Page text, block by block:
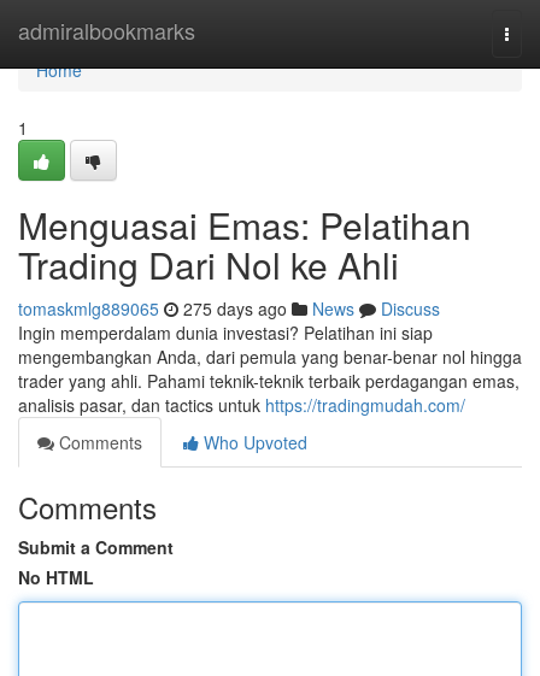
admiralbookmarks
Home
Home
1
Menguasai Emas: Pelatihan
Trading Dari Nol ke Ahli
tomaskmlg889065 275 days ago News
Discuss
Ingin memperdalam dunia investasi? Pelatihan ini siap
mengembangkan Anda, dari pemula yang benar-benar nol hingga
trader yang ahli. Pahami teknik-teknik terbaik perdagangan emas,
analisis pasar, dan tactics untuk https://tradingmudah.com/
Comments
Who Upvoted
Comments
Submit a Comment
No HTML